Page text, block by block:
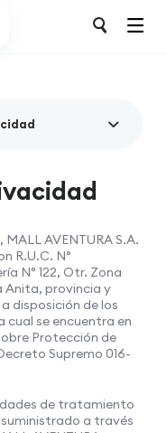
AVENTURA S.A.
R.U.C. N°
N° 122, Otr. Zona
Anita, provincia y
disposición de los
cual se encuentra en
Protección de
Supremo 016-
de tratamiento
a través